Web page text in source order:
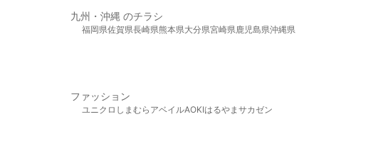
九州・沖縄 のチラシ
福岡県佐賀県長崎県熊本県大分県宮崎県鹿児島県沖縄県
ファッション
ユニクロ しまむら アベイルAOKIはるやま サカゼン